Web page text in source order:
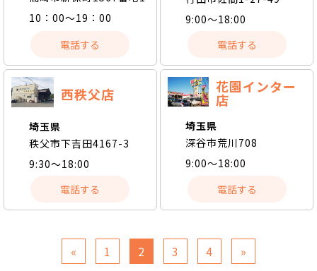
10：00～19：00
電話する
9:00～18:00
電話する
西秩父店
埼玉県
秩父市下吉田4167-3
9:30～18:00
電話する
花園インター
店
埼玉県
深谷市荒川708
9:00～18:00
電話する
« 1 2 3 4 »